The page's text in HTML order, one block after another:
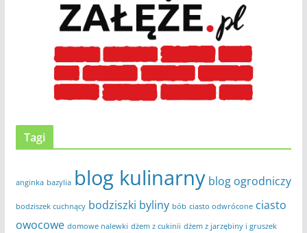
Tagi
anginka bazylia blog kulinarny blog ogrodniczy
bodziszek cuchnący bodziszki byliny bób ciasto odwrócone ciasto
owocowe domowe nalewki dżem z cukinii dżem z jarzębiny i gruszek